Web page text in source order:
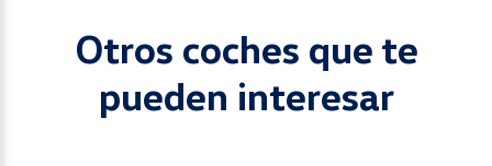
Otros coches que te
pueden interesar